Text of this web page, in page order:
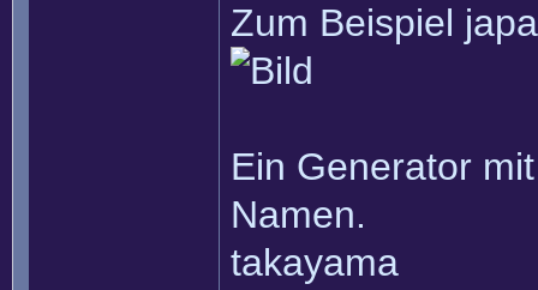
Zum Beispiel
Ein Generator
Namen.
takayama